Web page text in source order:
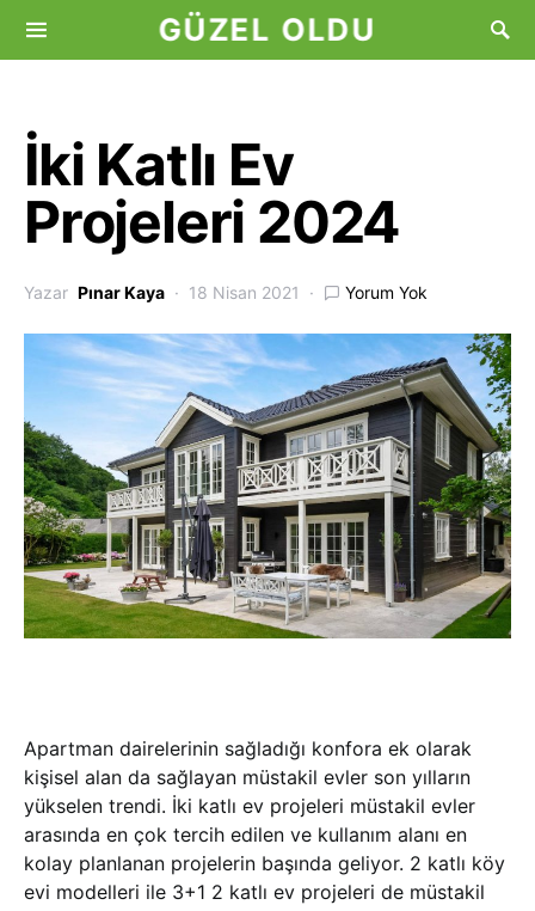
GÜZEL OLDU
İki Katlı Ev
Projeleri 2024
Yazar Pınar Kaya 18 Nisan 2021 Yorum Yok
Apartman dairelerinin sağladığı konfora ek olarak
kişisel alan da sağlayan müstakil evler son yılların
yükselen trendi. İki katlı ev projeleri müstakil evler
arasında en çok tercih edilen ve kullanım alanı en
kolay planlanan projelerin başında geliyor. 2 katlı köy
evi modelleri ile 3+1 2 katlı ev projeleri de müstakil